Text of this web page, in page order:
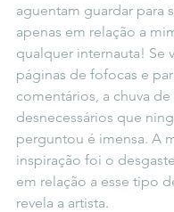
aguentam guardar para
apenas em relação a
qualquer internauta! Se
páginas de fofocas e
comentários, a chuva de
desnecessários que
perguntou é imensa. A
inspiração foi o
em relação a esse tipo
revela a artista.